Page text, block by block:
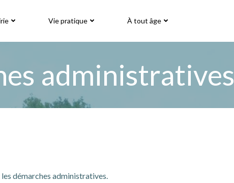
Vie pratique À tout âge
administratives
démarches administratives.